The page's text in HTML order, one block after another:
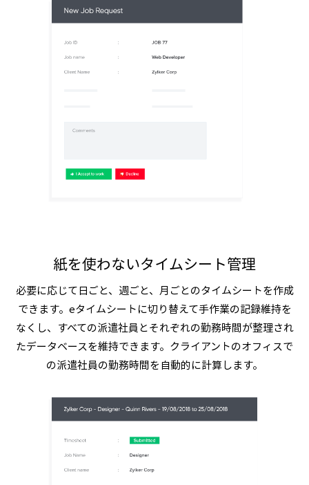
紙を使わないタイムシート管理
必要に応じて日ごと、週ごと、月ごとのタイムシートを作成
できます。eタイムシートに切り替えて手作業の記録維持を
なくし、すべての派遣社員とそれぞれの勤務時間が整理され
たデータベースを維持できます。クライアントのオフィスで
の派遣社員の勤務時間を自動的に計算します。